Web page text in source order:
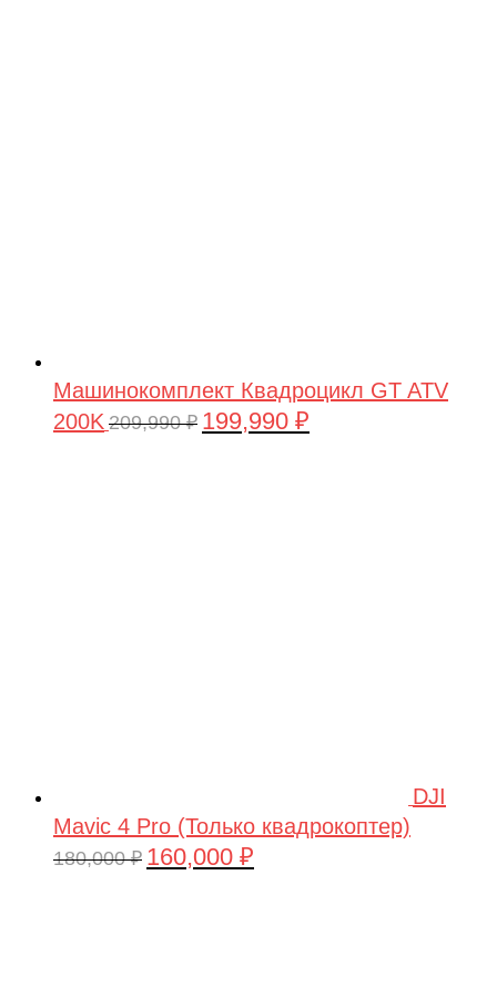
Машинокомплект Квадроцикл GT ATV
200K 209,990₽ Первоначальная
199,990 ₽
DJI
Mavic 4 Pro (Только квадрокоптер)
180,000₽ Первоначальная
160,000 ₽